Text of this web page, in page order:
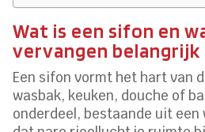
Wat is een sifon en
vervangen belangrijk
Een sifon vormt het hart van
wasbak, keuken, douche of
onderdeel, bestaande uit